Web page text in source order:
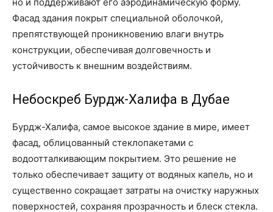
Фасад здания покрыт специальной оболочкой,
препятствующей проникновению влаги внутрь
конструкции, обеспечивая долговечность и
устойчивость к внешним воздействиям.
Небоскреб Бурдж-Халифа в Дубае
Бурдж-Халифа, самое высокое здание в мире, имеет
фасад, облицованный стеклопакетами с
водоотталкивающим покрытием. Это решение не
только обеспечивает защиту от водяных капель, но и
существенно сокращает затраты на очистку наружных
поверхностей, сохраняя прозрачность и блеск стекла.